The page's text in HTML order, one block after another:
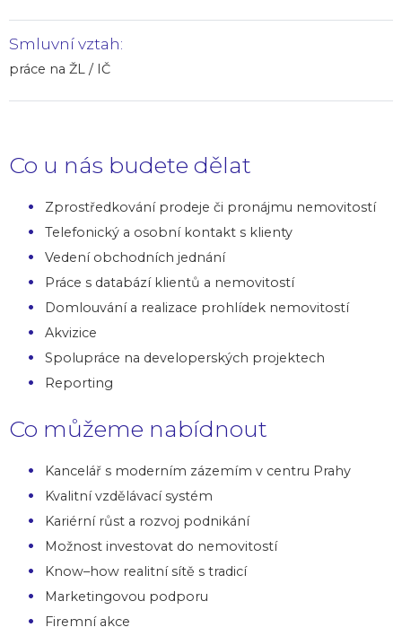
Smluvní vztah:
práce na ŽL / IČ
Co u nás budete dělat
Zprostředkování prodeje či pronájmu nemovitostí
Telefonický a osobní kontakt s klienty
Vedení obchodních jednání
Práce s databází klientů a nemovitostí
Domlouvání a realizace prohlídek nemovitostí
Akvizice
Spolupráce na developerských projektech
Reporting
Co můžeme nabídnout
Kancelář s moderním zázemím v centru Prahy
Kvalitní vzdělávací systém
Kariérní růst a rozvoj podnikání
Možnost investovat do nemovitostí
Know–how realitní sítě s tradicí
Marketingovou podporu
Firemní akce